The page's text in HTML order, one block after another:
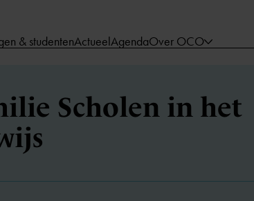
& studentenActueelAgendaOver OCO
Scholen in het